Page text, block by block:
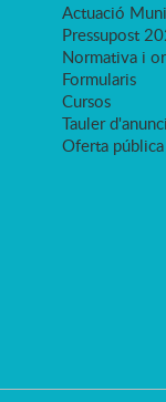
Actuació
Pressupost
Normativa i
Formularis
Cursos
Tauler
Oferta